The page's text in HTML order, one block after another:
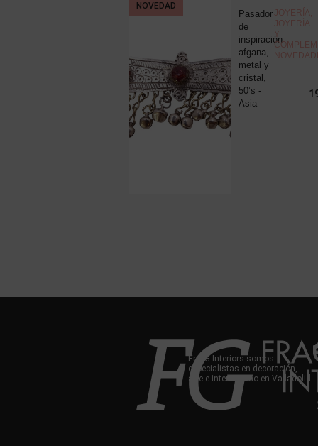
NOVEDAD
Pasador
de
inspiración
afgana,
metal y
cristal,
50’s -
Asia
JOYERÍA,
JOYERÍA
Y
En FG Interiors somos
especialistas en decoración,
arte e interiorismo en Valladolid.